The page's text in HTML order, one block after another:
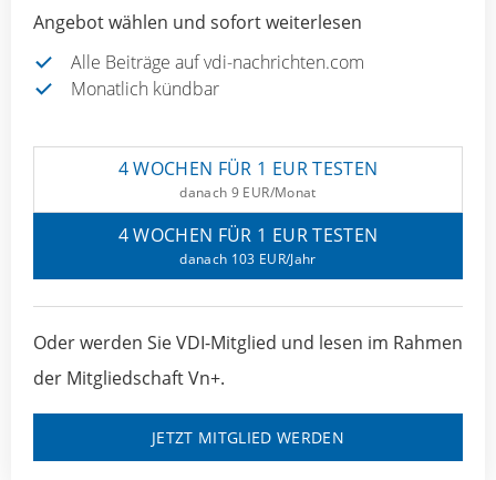
Angebot wählen und sofort weiterlesen
Alle Beiträge auf vdi-nachrichten.com
Monatlich kündbar
4 WOCHEN FÜR 1 EUR TESTEN
danach 9 EUR/Monat
4 WOCHEN FÜR 1 EUR TESTEN
danach 103 EUR/Jahr
Oder werden Sie VDI-Mitglied und lesen im Rahmen
der Mitgliedschaft Vn+.
JETZT MITGLIED WERDEN